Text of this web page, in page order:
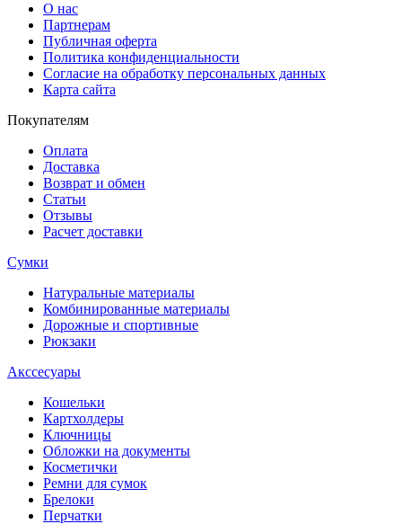
О нас
Партнерам
Публичная оферта
Политика конфиденциальности
Согласие на обработку персональных данных
Карта сайта
Покупателям
Оплата
Доставка
Возврат и обмен
Статьи
Отзывы
Расчет доставки
Сумки
Натуральные материалы
Комбинированные материалы
Дорожные и спортивные
Рюкзаки
Акссесуары
Кошельки
Картхолдеры
Ключницы
Обложки на документы
Косметички
Ремни для сумок
Брелоки
Перчатки